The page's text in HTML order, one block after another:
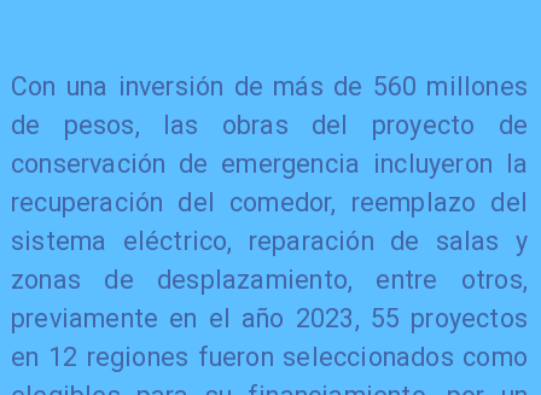
​Con una inversión de más de 560 millones
de pesos, las obras del proyecto de
conservación de emergencia incluyeron la
recuperación del comedor, reemplazo del
sistema eléctrico, reparación de salas y
zonas de desplazamiento, entre otros,
previamente en el año 2023, 55 proyectos
en 12 regiones fueron seleccionados como